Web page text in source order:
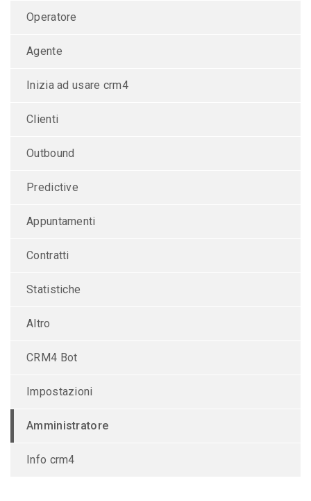
Operatore
Agente
Inizia ad usare crm4
Clienti
Outbound
Predictive
Appuntamenti
Contratti
Statistiche
Altro
CRM4 Bot
Impostazioni
Amministratore
Info crm4